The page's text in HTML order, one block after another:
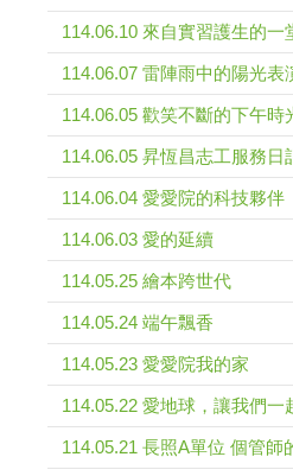
114.06.10 來自實習護生的一
114.06.07 雷陣雨中的陽光表
114.06.05 歡笑不斷的下午時
114.06.05 昇恆昌志工服務日
114.06.04 愛愛院的科技夥伴
114.06.03 愛的延續
114.05.25 繪本跨世代
114.05.24 端午飄香
114.05.23 愛愛院我的家
114.05.22 愛地球，讓我們一
114.05.21 長照A單位 個管師